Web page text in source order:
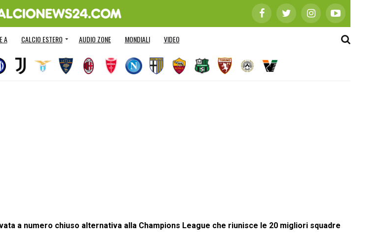
A CALCIO ESTERO AUDIO ZONE MONDIALI VIDEO
a numero chiuso alternativa alla Champions League che riunisce le 20 migliori squadre